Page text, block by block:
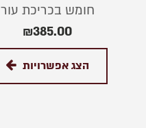
חומש בכריכת עור
₪385.00
הצג אפשרויות